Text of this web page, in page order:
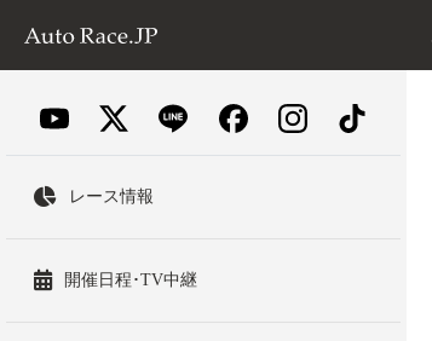
レース情報
開催日程･TV中継